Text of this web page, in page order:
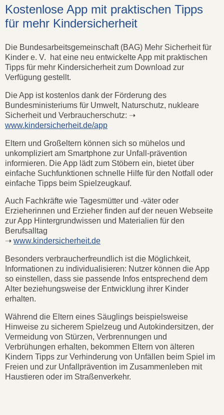
Kostenlose App mit praktischen Tipps
für mehr Kindersicherheit
Die Bundesarbeitsgemeinschaft (BAG) Mehr Sicherheit für
Kinder e. V. hat eine neu entwickelte App mit praktischen
Tipps für mehr Kindersicherheit zum Download zur
Verfügung gestellt.
Die App ist kostenlos dank der Förderung des
Bundesministeriums für Umwelt, Naturschutz, nukleare
Sicherheit und Verbraucherschutz: ➝
www.kindersicherheit.de/app
Eltern und Großeltern können sich so mühelos und
unkompliziert am Smartphone zur Unfall-prävention
informieren. Die App lädt zum Stöbern ein, bietet über
einfache Suchfunktionen schnelle Hilfe für den Notfall oder
einfache Tipps beim Spielzeugkauf.
Auch Fachkräfte wie Tagesmütter und -väter oder
Erzieherinnen und Erzieher finden auf der neuen Webseite
zur App Hintergrundwissen und Materialien für den
Berufsalltag
➝ www.kindersicherheit.de
Besonders verbraucherfreundlich ist die Möglichkeit,
Informationen zu individualisieren: Nutzer können die App
so einstellen, dass sie passende Infos entsprechend dem
Alter beziehungsweise der Entwicklung ihrer Kinder
erhalten.
Während die Eltern eines Säuglings beispielsweise
Hinweise zu sicherem Spielzeug und Autokindersitzen, der
Vermeidung von Stürzen, Verbrennungen und
Verbrühungen erhalten, bekommen Eltern von älteren
Kindern Tipps zur Verhinderung von Unfällen beim Spiel im
Freien und zur Unfallprävention im Zusammenleben mit
Haustieren oder im Straßenverkehr.